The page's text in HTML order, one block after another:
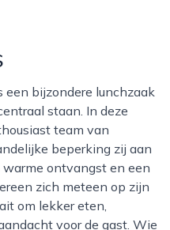
staan. In deze
team van
beperking zij aan
warme ontvangst en een
zich meteen op zijn
om lekker eten,
voor de gast. Wie